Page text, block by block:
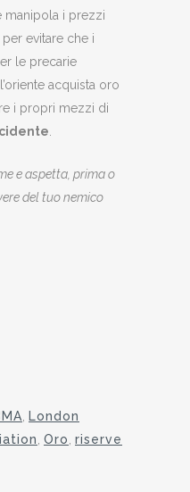
manipola i prezzi
evitare che i
le precarie
acquista oro
i propri mezzi di
e aspetta, prima o
del tuo nemico
London
Oro riserve